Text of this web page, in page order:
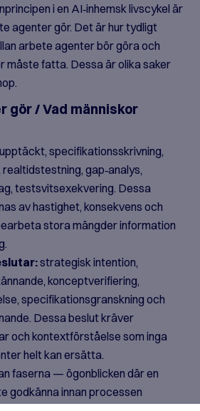
i en AI‑inhemsk livscykel är
agenter gör. Det är hur tydligt
arbete agenter bör göra och
måste fatta. Dessa är olika saker
gör / Vad människor
upptäckt, specifikationsskrivning,
gap‑analys,
testsvitsexekvering. Dessa
av hastighet, konsekvens och
stora mängder information
strategisk intention,
konceptverifiering,
specifikationsgranskning och
Dessa beslut kräver
och kontextförståelse som inga
helt kan ersätta.
faserna — ögonblicken där en
godkänna innan processen